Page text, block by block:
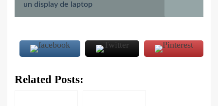
un display de laptop
Related Posts: